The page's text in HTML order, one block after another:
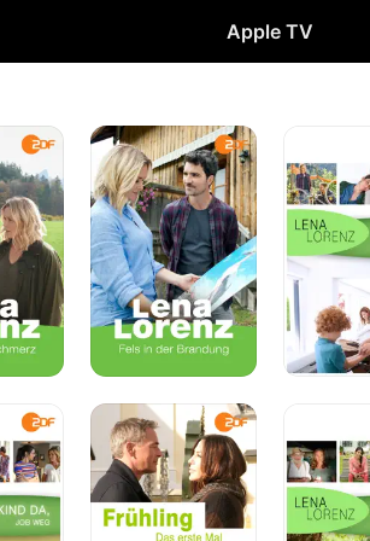
Apple TV
Lena
Lorenz
-
Fels
in
der
Brandung
Perfekte
Familie
Frühling
Das
erste
Mal
-
Geliehenes
Glück